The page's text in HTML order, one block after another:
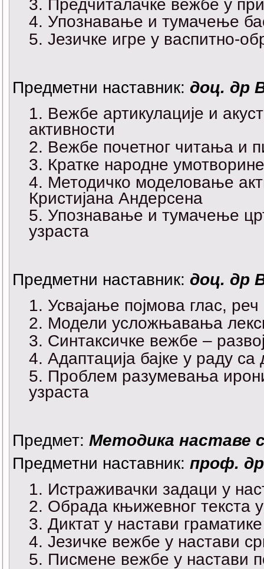
Предчиталачке вежбе у
Упознавање и тумачење
Језичке игре у васпитно-
Предметни наставник: доц. др
Вежбе артикулације и
активности
Вежбе почетног читања и
Кратке народне
Методичко моделовање
Кристијана Андерсена
Упознавање и тумачење
узраста
Предметни наставник: доц. др
Усвајање појмова глас,
Модели усложњавања
Синтаксичке вежбе –
Адаптација бајке у раду
Проблем разумевања
узраста
Предмет: Методика наставе
Предметни наставник: проф.
Истраживачки задаци у
Обрада књижевног текста
Диктат у настави граматике
Језичке вежбе у настави
Писмене вежбе у настави